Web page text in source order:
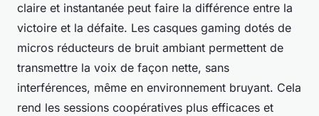
claire et instantanée peut faire la différence entre la
victoire et la défaite. Les casques gaming dotés de
micros réducteurs de bruit ambiant permettent de
transmettre la voix de façon nette, sans
interférences, même en environnement bruyant. Cela
rend les sessions coopératives plus efficaces et